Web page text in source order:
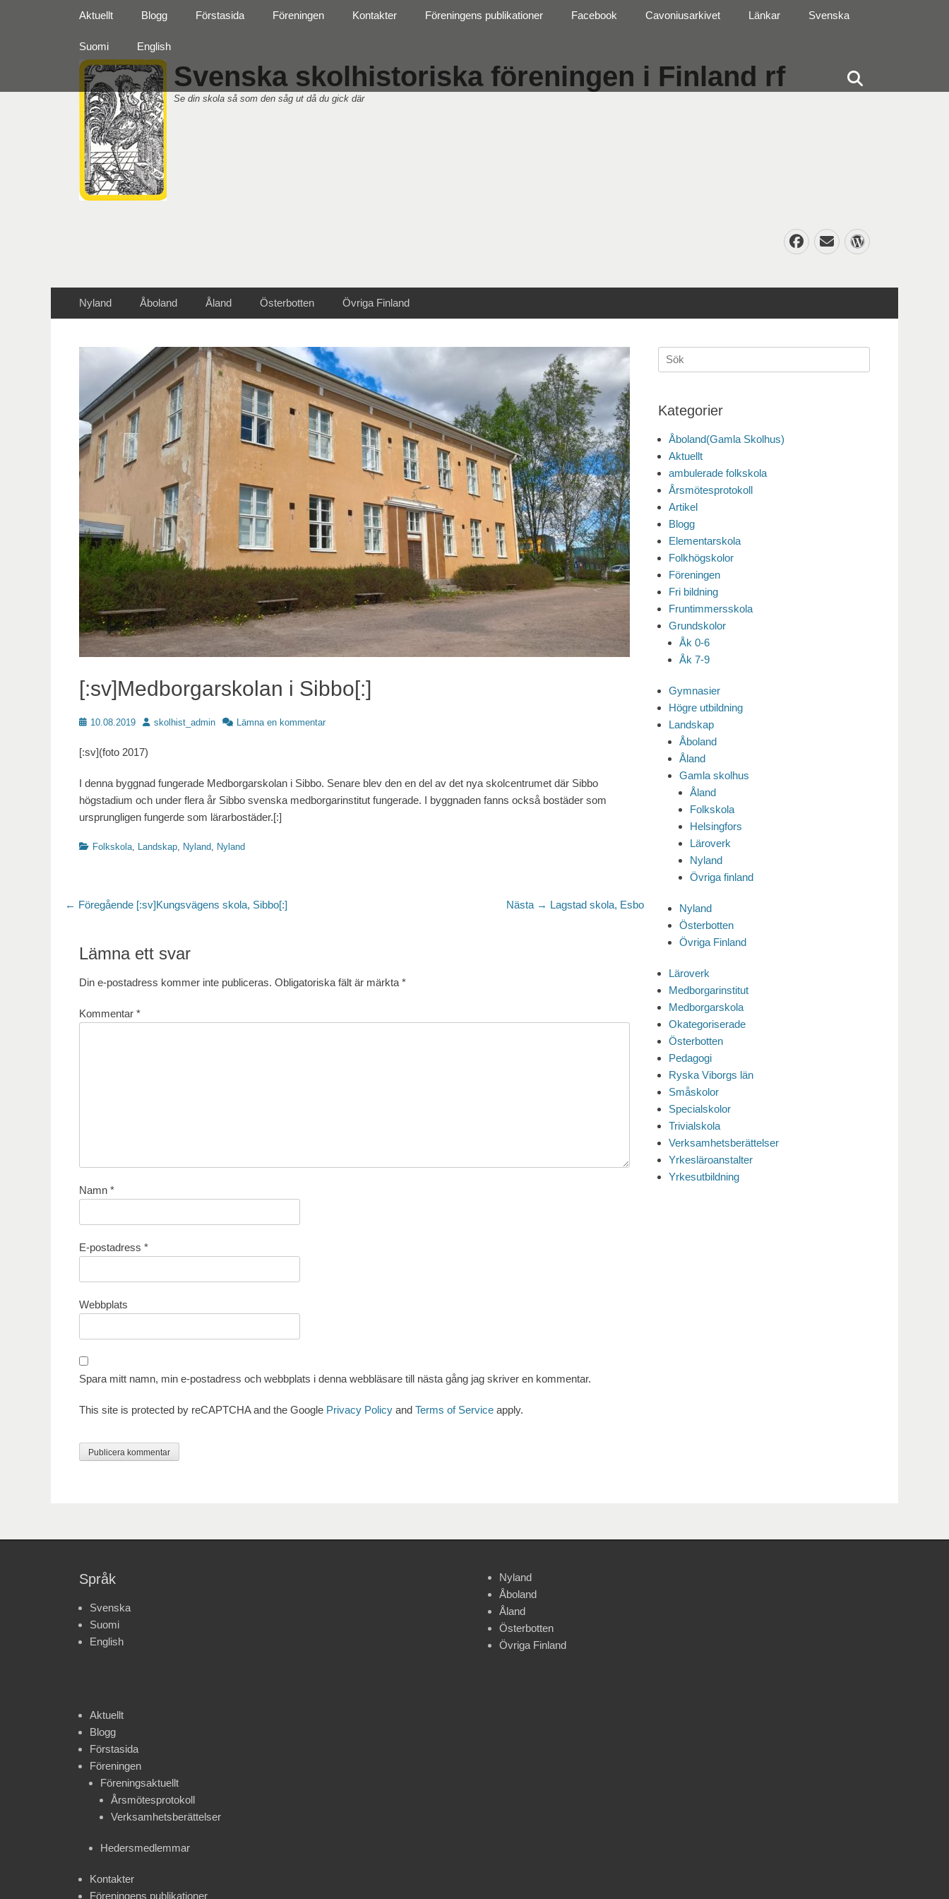
Svenska skolhistoriska föreningen i Finland rf
Se din skola så som den såg ut då du gick där
Facebook
E-
post
Primär meny
innehåll
Aktuellt Blogg Förstasida Föreningen Kontakter Föreningens publikationer Facebook Cavoniusarkivet Länkar Svenska
Suomi English
Sekundär meny
Nyland Åboland Åland Österbotten Övriga Finland
[:sv]Medborgarskolan i Sibbo[:]
Publicerat
10.08.2019 Författare
skolhist_admin Lämna en kommentar
[:sv](foto 2017)
I denna byggnad fungerade Medborgarskolan i Sibbo. Senare blev den en del av det nya skolcentrumet där Sibbo
högstadium och under flera år Sibbo svenska medborgarinstitut fungerade. I byggnaden fanns också bostäder som
ursprungligen fungerde som lärarbostäder.[:]
Kategorier
Folkskola, Landskap, Nyland, Nyland
Inläggsnavigering
← Föregående Föregående
[:sv]Kungsvägens skola, Sibbo[:] Nästa → Nästa
Lagstad skola, Esbo
Lämna ett svar
Din e-postadress kommer inte publiceras. Obligatoriska fält är märkta *
Kommentar *
Namn *
E-postadress *
Webbplats
Spara mitt namn, min e-postadress och webbplats i denna webbläsare till nästa gång jag skriver en kommentar.
This site is protected by reCAPTCHA and the Google Privacy Policy and Terms of Service apply.
Sök
efter:
Kategorier
Åboland(Gamla Skolhus)
Aktuellt
ambulerade folkskola
Årsmötesprotokoll
Artikel
Blogg
Elementarskola
Folkhögskolor
Föreningen
Fri bildning
Fruntimmersskola
Grundskolor
Åk 0-6
Åk 7-9
Gymnasier
Högre utbildning
Landskap
Åboland
Åland
Gamla skolhus
Åland
Folkskola
Helsingfors
Läroverk
Nyland
Övriga finland
Nyland
Österbotten
Övriga Finland
Läroverk
Medborgarinstitut
Medborgarskola
Okategoriserade
Österbotten
Pedagogi
Ryska Viborgs län
Småskolor
Specialskolor
Trivialskola
Verksamhetsberättelser
Yrkesläroanstalter
Yrkesutbildning
Språk
Svenska
Suomi
English
Aktuellt
Blogg
Förstasida
Föreningen
Föreningsaktuellt
Årsmötesprotokoll
Verksamhetsberättelser
Hedersmedlemmar
Kontakter
Föreningens publikationer
Nyland
Åboland
Åland
Österbotten
Övriga Finland